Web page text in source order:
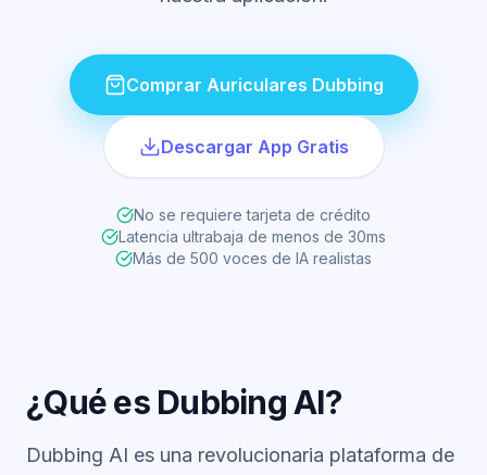
Comprar Auriculares Dubbing
Descargar App Gratis
No se requiere tarjeta de crédito
Latencia ultrabaja de menos de 30ms
Más de 500 voces de IA realistas
¿Qué es Dubbing AI?
Dubbing AI es una revolucionaria plataforma de